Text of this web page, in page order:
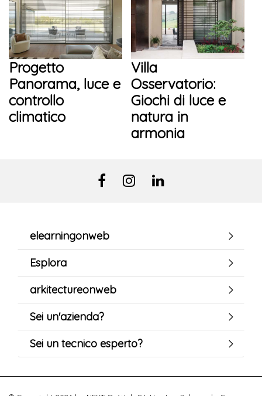
Progetto
Panorama, luce e
controllo
climatico
Villa
Osservatorio:
Giochi di luce e
natura in
armonia
elearningonweb
Esplora
arkitectureonweb
Sei un'azienda?
Sei un tecnico esperto?